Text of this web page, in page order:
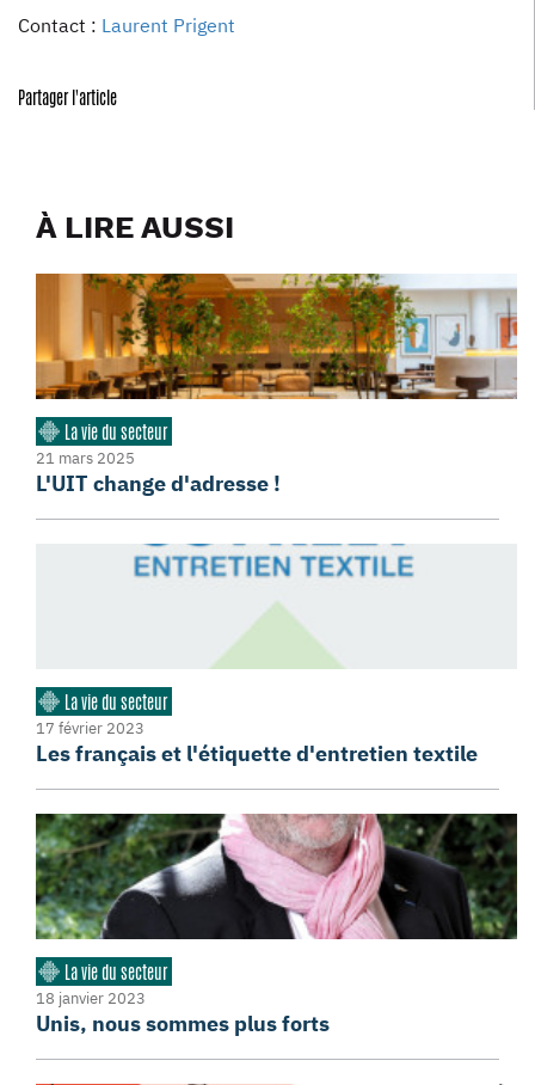
Contact : Laurent Prigent
Partager l'article
À LIRE AUSSI
La vie du secteur
21 mars 2025
L'UIT change d'adresse !
La vie du secteur
17 février 2023
Les français et l'étiquette d'entretien textile
La vie du secteur
18 janvier 2023
Unis, nous sommes plus forts